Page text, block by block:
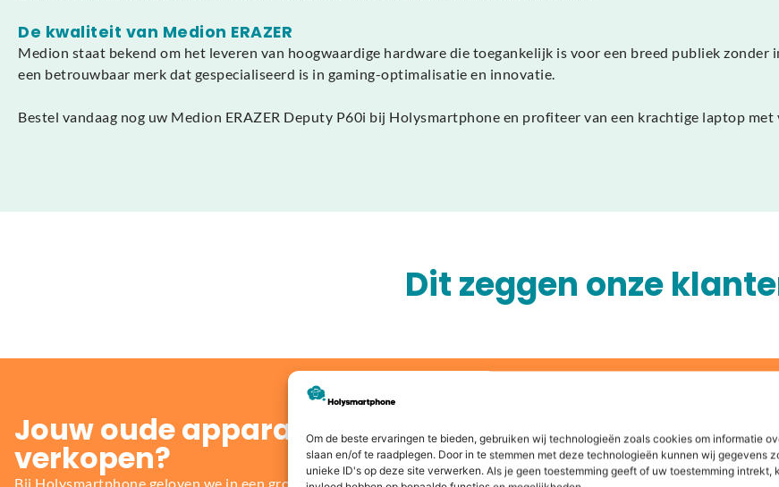
Om de beste ervaringen te bieden, gebruiken wij technologieën zoals cookies om informatie
slaan en/of te raadplegen. Door in te stemmen met deze technologieën kunnen wij gegevens
unieke ID's op deze site verwerken. Als je geen toestemming geeft of uw toestemming intrekt,
De kwaliteit van Medion ERAZER
Medion staat bekend om het leveren van hoogwaardige hardware die toegankelijk is voor een breed publiek
een betrouwbaar merk dat gespecialiseerd is in gaming-optimalisatie en innovatie.
Bestel vandaag nog uw Medion ERAZER Deputy P60i bij Holysmartphone en profiteer van een krachtige laptop
Dit zeggen onze
Jouw oude apparaat inruilen of
verkopen?
Bij Holysmartphone geloven we in een groene en duurzamere wereld. Daarom bieden wij